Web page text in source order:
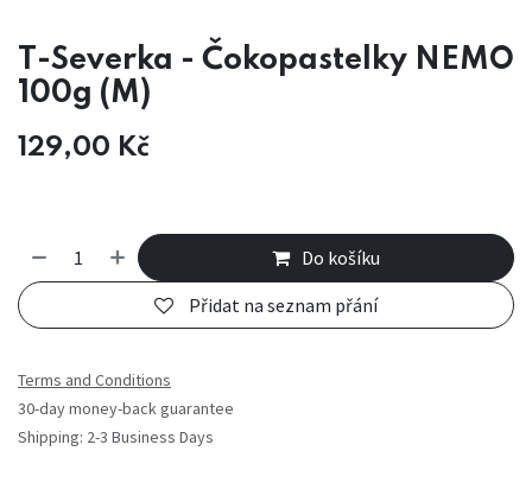
T-Severka - Čokopastelky NEMO
100g (M)
129,00 Kč
Do košíku
Přidat na seznam přání
Terms and Conditions
30-day money-back guarantee
Shipping: 2-3 Business Days